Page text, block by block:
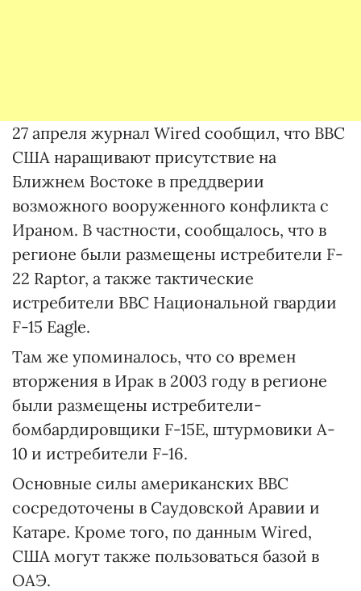
27 апреля журнал Wired сообщил, что ВВС
США наращивают присутствие на
Ближнем Востоке в преддверии
возможного вооруженного конфликта с
Ираном. В частности, сообщалось, что в
регионе были размещены истребители F-
22 Raptor, а также тактические
истребители ВВС Национальной гвардии
F-15 Eagle.
Там же упоминалось, что со времен
вторжения в Ирак в 2003 году в регионе
были размещены истребители-
бомбардировщики F-15E, штурмовики A-
10 и истребители F-16.
Основные силы американских ВВС
сосредоточены в Саудовской Аравии и
Катаре. Кроме того, по данным Wired,
США могут также пользоваться базой в
ОАЭ.